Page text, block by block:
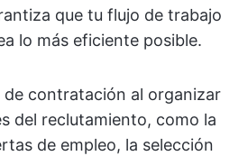
que tu flujo de trabajo
lo más eficiente posible.
de contratación al organizar
del reclutamiento, como la
de empleo, la selección